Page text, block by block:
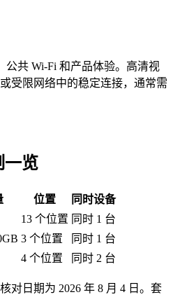
共 Wi‑Fi 和产品体验。高清视
受限网络中的稳定连接，通常需
一览
位置
同时设备
13 个位置 同时 1 台
3 个位置
同时 1 台
4 个位置 同时 2 台
对日期为 2026 年 8 月 4 日。套